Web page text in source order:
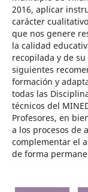
2016, aplicar
carácter
que nos genere
la calidad
recopilada y de
siguientes
formación y
todas las
técnicos del
Profesores, en
a los procesos de
complementar el
de forma